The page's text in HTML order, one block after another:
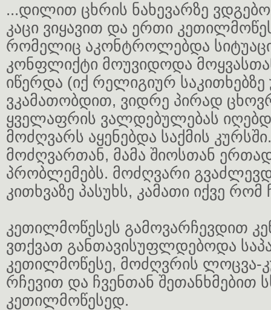
...დილით ცხრის ნახევარზე
კაცი ვიყავით და ერთი
რომელიც აკონტროლებდა
კონფლიქტი მოუვიდოდა
იწერდა (იქ რელიგიურ
ვკამათობდით, ვიდრე პირად
ყველაფრის ვალდებულებას
მოძღვარს აყენებდა საქმის
მოძღვართან, მამა შიოსთან
პრობლემებს. მოძღვარი
კითხვაზე პასუხს, კამათი იქვე
კეთილმოწესეს გამოვარჩევდით
ვთქვათ განთავისუფლდებოდა
კეთილმოწესე, მოძღვრის ლოცვა-
რჩევით და ჩვენთან შეთანხმებით
კეთილმოწესედ.